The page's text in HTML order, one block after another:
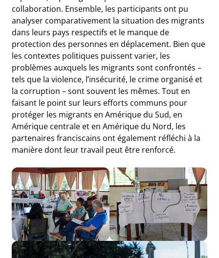
collaboration. Ensemble, les participants ont pu
analyser comparativement la situation des migrants
dans leurs pays respectifs et le manque de
protection des personnes en déplacement. Bien que
les contextes politiques puissent varier, les
problèmes auxquels les migrants sont confrontés –
tels que la violence, l’insécurité, le crime organisé et
la corruption – sont souvent les mêmes. Tout en
faisant le point sur leurs efforts communs pour
protéger les migrants en Amérique du Sud, en
Amérique centrale et en Amérique du Nord, les
partenaires franciscains ont également réfléchi à la
manière dont leur travail peut être renforcé.